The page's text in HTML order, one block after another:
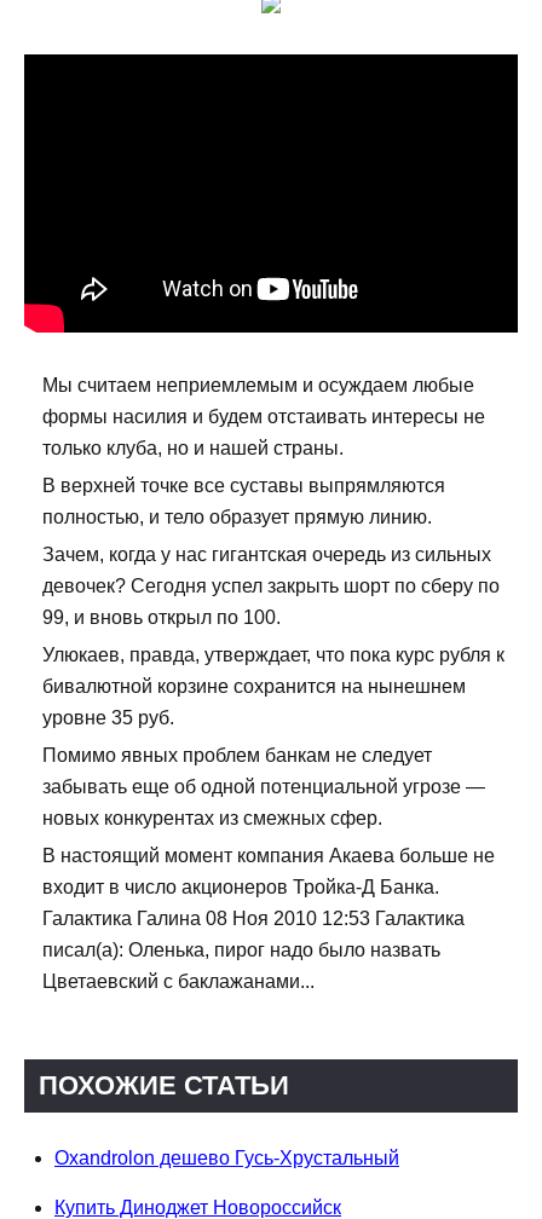
Мы считаем неприемлемым и осуждаем любые
формы насилия и будем отстаивать интересы не
только клуба, но и нашей страны.
В верхней точке все суставы выпрямляются
полностью, и тело образует прямую линию.
Зачем, когда у нас гигантская очередь из сильных
девочек? Сегодня успел закрыть шорт по сберу по
99, и вновь открыл по 100.
Улюкаев, правда, утверждает, что пока курс рубля к
бивалютной корзине сохранится на нынешнем
уровне 35 руб.
Помимо явных проблем банкам не следует
забывать еще об одной потенциальной угрозе —
новых конкурентах из смежных сфер.
В настоящий момент компания Акаева больше не
входит в число акционеров Тройка-Д Банка.
Галактика Галина 08 Ноя 2010 12:53 Галактика
писал(а): Оленька, пирог надо было назвать
Цветаевский с баклажанами...
ПОХОЖИЕ СТАТЬИ
Oxandrolon дешево Гусь-Хрустальный
Купить Диноджет Новороссийск